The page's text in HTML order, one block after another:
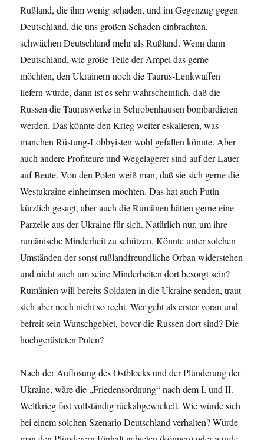
Rußland, die ihm wenig schaden, und im Gegenzug gegen
Deutschland, die uns großen Schaden einbrachten,
schwächen Deutschland mehr als Rußland. Wenn dann
Deutschland, wie große Teile der Ampel das gerne
möchten, den Ukrainern noch die Taurus-Lenkwaffen
liefern würde, dann ist es sehr wahrscheinlich, daß die
Russen die Tauruswerke in Schrobenhausen bombardieren
werden. Das könnte den Krieg weiter eskalieren, was
manchen Rüstung-Lobbyisten wohl gefallen könnte. Aber
auch andere Profiteure und Wegelagerer sind auf der Lauer
auf Beute. Von den Polen weiß man, daß sie sich gerne die
Westukraine einheimsen möchten. Das hat auch Putin
kürzlich gesagt, aber auch die Rumänen hätten gerne eine
Parzelle aus der Ukraine für sich. Natürlich nur, um ihre
rumänische Minderheit zu schützen. Könnte unter solchen
Umständen der sonst rußlandfreundliche Orban widerstehen
und nicht auch um seine Minderheiten dort besorgt sein?
Rumänien will bereits Soldaten in die Ukraine senden, traut
sich aber noch nicht so recht. Wer geht als erster voran und
befreit sein Wunschgebiet, bevor die Russen dort sind? Die
hochgerüsteten Polen?
Nach der Auflösung des Ostblocks und der Plünderung der
Ukraine, wäre die „Friedensordnung“ nach dem I. und II.
Weltkrieg fast vollständig rückabgewickelt. Wie würde sich
bei einem solchen Szenario Deutschland verhalten? Würde